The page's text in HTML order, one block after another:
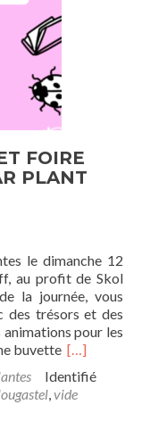
FOIRE
PLANT
le dimanche 12
au profit de Skol
la journée, vous
des trésors et des
animations pour les
buvette En
plus
surVIDE-
[…]
Identifié
,vide